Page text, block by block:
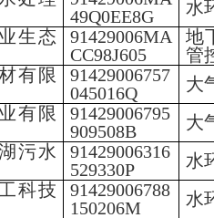
49Q0EE8G
水
生态
91429006MA
CC98J605
地
管
有限
91429006757
045016Q
大
有限
91429006795
909508B
大
污水
91429006316
529330P
水
科技
91429006788
150206M
水